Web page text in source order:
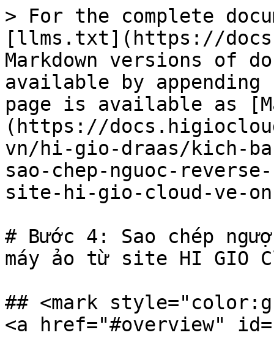
> For the complete
[llms.txt](https://
Markdown versions of
available by
page is available as
(https://
vn/hi-gio-draas/kich-
sao-chep-nguoc-
site-hi-gio-cloud-ve-
# Bước 4: Sao chép
máy ảo từ site HI GIO
## <mark
<a href="#overview"